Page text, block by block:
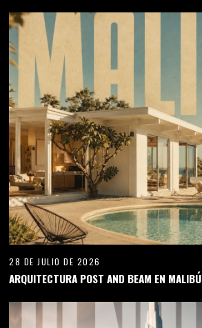
28 DE JULIO DE 2026
ARQUITECTURA POST AND BEAM EN MALIBÚ